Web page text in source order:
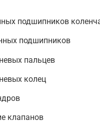
подшипников
подшипников
пальцев
колец
клапанов